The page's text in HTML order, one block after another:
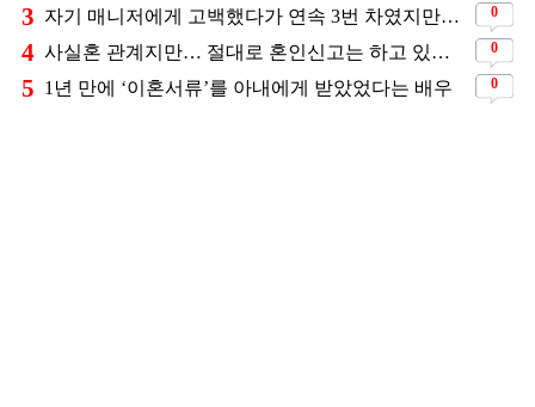
3 자기 매니저에게 고백했다가 연속 3번 차였지만… 결국 결혼에 성공한 배우 0
4 사실혼 관계지만… 절대로 혼인신고는 하고 있지 않다는 배우 0
5 1년 만에 ‘이혼서류’를 아내에게 받았었다는 배우 0